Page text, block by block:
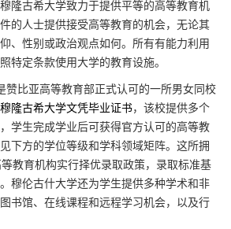
隆古希大学致力于提供平等的高等教育机
的人士提供接受高等教育的机会，无论其
、性别或政治观点如何。所有有能力利用
特定条款使用大学的教育设施。
赞比亚高等教育部正式认可的一所男女同校
隆古希大学文凭毕业证书，该校提供多个
学生完成学业后可获得官方认可的高等教
下方的学位等级和学科领域矩阵。这所拥
教育机构实行择优录取政策，录取标准基
穆伦古什大学还为学生提供多种学术和非
书馆、在线课程和远程学习机会，以及行